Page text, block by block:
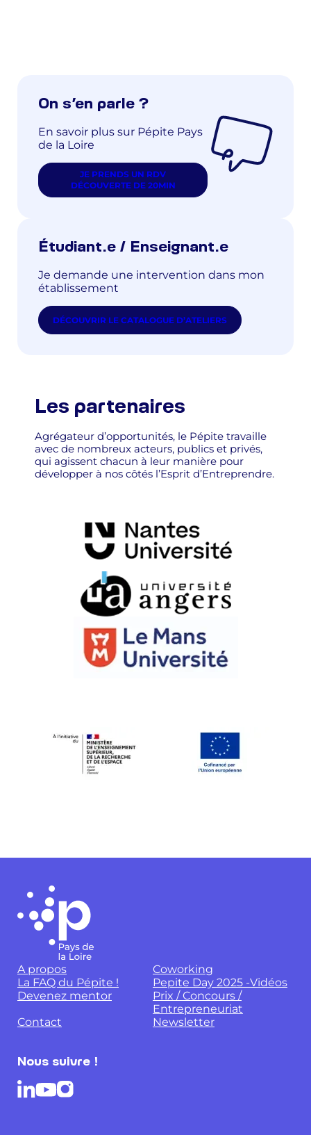
On s’en parle ?
En savoir plus sur Pépite Pays
de la Loire
JE PRENDS UN RDV
DÉCOUVERTE DE 20MIN
Étudiant.e / Enseignant.e
Je demande une intervention dans mon
établissement
DÉCOUVRIR LE CATALOGUE D’ATELIERS
Les partenaires
Agrégateur d’opportunités, le Pépite travaille
avec de nombreux acteurs, publics et privés,
qui agissent chacun à leur manière pour
développer à nos côtés l’Esprit d’Entreprendre.
A propos
Coworking
La FAQ du Pépite !
Pepite Day 2025 -Vidéos
Devenez mentor
Prix / Concours /
Entrepreneuriat
Contact
Newsletter
Nous suivre !